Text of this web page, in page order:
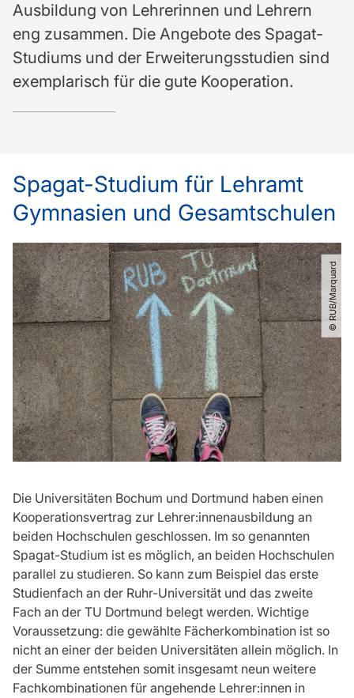
Ausbildung von Lehrerinnen und Lehrern
eng zusammen. Die Angebote des Spagat-
Studiums und der Erweiterungsstudien sind
exemplarisch für die gute Kooperation.
Spagat-Studium für Lehramt
Gymnasien und Gesamtschulen
© RUB​/​Marquard
Die Universitäten Bochum und Dortmund haben einen
Kooperationsvertrag zur Lehrer:innenausbildung an
beiden Hochschulen geschlossen. Im so genannten
Spagat-Studium ist es möglich, an beiden Hochschulen
parallel zu studieren. So kann zum Beispiel das erste
Studienfach an der Ruhr-Universität und das zweite
Fach an der TU Dortmund belegt werden. Wichtige
Voraussetzung: die gewählte Fächerkombination ist so
nicht an einer der beiden Universitäten allein möglich. In
der Summe entstehen somit insgesamt neun weitere
Fachkombinationen für angehende Lehrer:innen in